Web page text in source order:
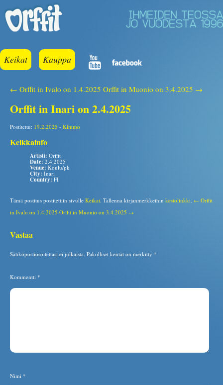
Keikat Kauppa
← Orffit in Ivalo on 1.4.2025 Orffit in Muonio on 3.4.2025 →
Orffit in Inari on 2.4.2025
Postitettu: 19.2.2025 - Kimmo
Keikkainfo
Artisti: Orffit
Date: 2.4.2025
Venue: Koulu/pk
City: Inari
Country: FI
Tämä postitus postitettiin sivulle Keikat . Tallenna kirjanmerkkeihin kestolinkki ← Orffit
in Ivalo on 1.4.2025 Orffit in Muonio on 3.4.2025 →
Vastaa
Sähköpostiosoitettasi ei julkaista. Pakolliset kentät on merkitty *
Kommentti *
Nimi *